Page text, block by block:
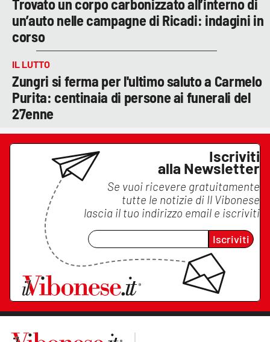
Trovato un corpo carbonizzato all’interno di
un’auto nelle campagne di Ricadi: indagini in
corso
IL LUTTO
Zungri si ferma per l'ultimo saluto a Carmelo
Purita: centinaia di persone ai funerali del
27enne
Iscriviti
alla Newsletter
Se vuoi ricevere gratuitamente
tutte le notizie di Il Vibonese
lascia il tuo indirizzo email e iscriviti
Iscriviti